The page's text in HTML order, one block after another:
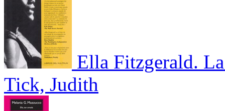
Ella Fitzgerald.
Tick, Judith